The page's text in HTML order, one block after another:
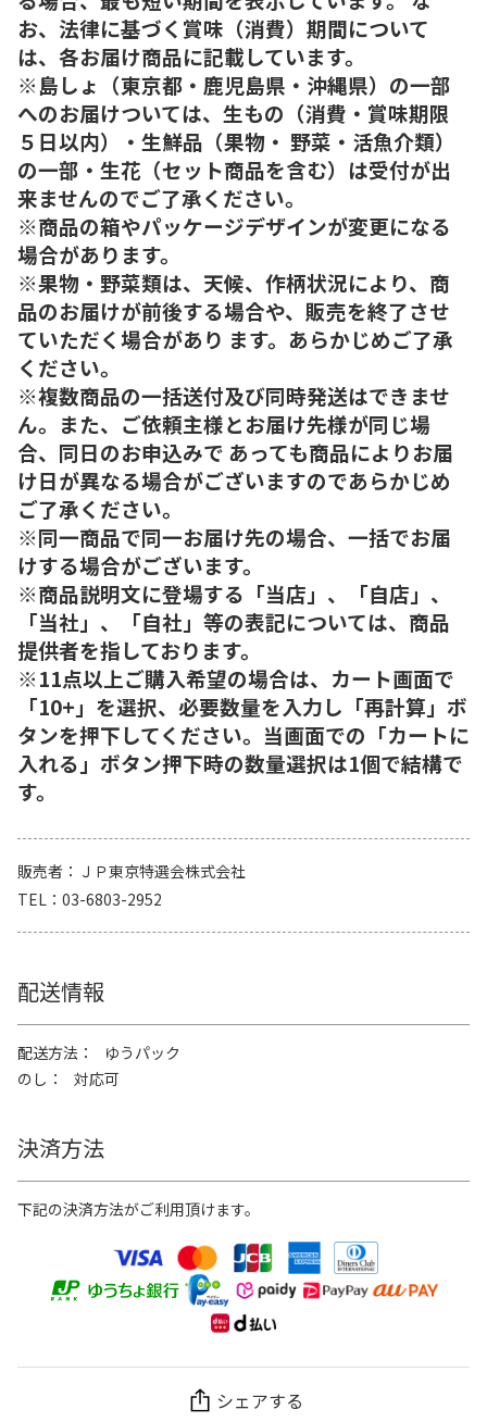
お、法律に基づく賞味（消費）期間について
は、各お届け商品に記載しています。
※島しょ（東京都・鹿児島県・沖縄県）の一部
へのお届けついては、生もの（消費・賞味期限
５日以内）・生鮮品（果物・ 野菜・活魚介類）
の一部・生花（セット商品を含む）は受付が出
来ませんのでご了承ください。
※商品の箱やパッケージデザインが変更になる
場合があります。
※果物・野菜類は、天候、作柄状況により、商
品のお届けが前後する場合や、販売を終了させ
ていただく場合があり ます。あらかじめご了承
ください。
※複数商品の一括送付及び同時発送はできませ
ん。また、ご依頼主様とお届け先様が同じ場
合、同日のお申込みで あっても商品によりお届
け日が異なる場合がございますのであらかじめ
ご了承ください。
※同一商品で同一お届け先の場合、一括でお届
けする場合がございます。
※商品説明文に登場する「当店」、「自店」、
「当社」、「自社」等の表記については、商品
提供者を指しております。
※11点以上ご購入希望の場合は、カート画面で
「10+」を選択、必要数量を入力し「再計算」ボ
タンを押下してください。当画面での「カートに
入れる」ボタン押下時の数量選択は1個で結構で
す。
販売者
ＪＰ東京特選会株式会社
TEL
03-6803-2952
配送情報
配送方法
ゆうパック
のし
対応可
決済方法
下記の決済方法がご利用頂けます。
シェアする